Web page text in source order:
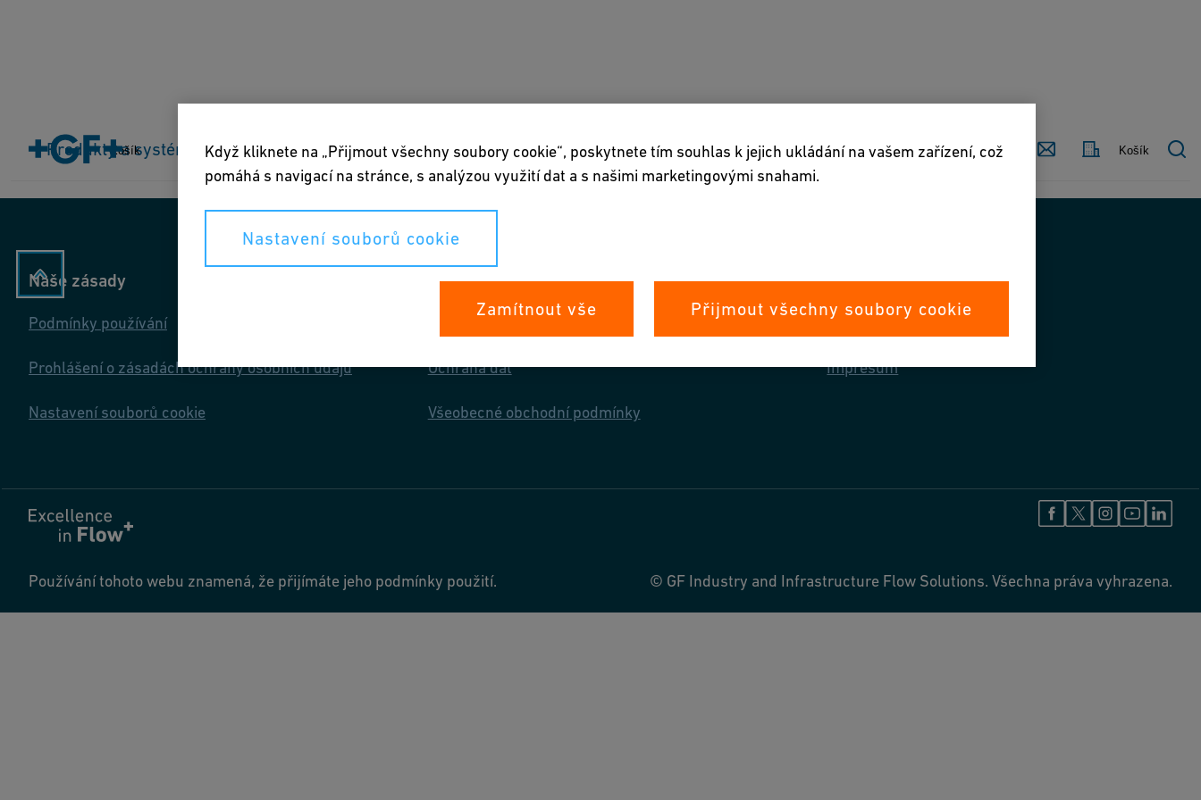
Košík Země
Kontaktujte
Košík
Produkty a systémy Průmyslová odvětví Ke stažení a nástroje O nás
Naše zásady
Podmínky používání
Prohlášení o zásadách ochrany osobních údajů
Nastavení souborů cookie
Vaše práva
Ochrana dat
Všeobecné obchodní podmínky
Kontaktujte nás
Kontaktujte nás
Impresum
Používání tohoto webu znamená, že přijímáte jeho podmínky použití. © GF Industry and Infrastructure Flow Solutions. Všechna práva vyhrazena.
Když kliknete na „Přijmout všechny soubory cookie“, poskytnete tím souhlas k jejich ukládání na vašem zařízení, což
pomáhá s navigací na stránce, s analýzou využití dat a s našimi marketingovými snahami.
Nastavení souborů cookie
Zamítnout vše Přijmout všechny soubory cookie